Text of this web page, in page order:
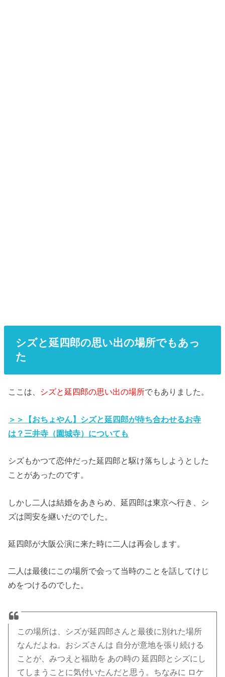
シズと延四郎の思い出の場所でもあっ
た
ここは、 シズと延四郎の思い出の場所でもありました。
＞＞【おちょやん】シズと延四郎が待ち合わせるお寺
は？三井寺（園城寺）についても
シズもかつて恋仲だった延四郎と駆け落ちしようとした
ことがあったのです。
しかし二人は結婚をあきらめ、延四郎は東京へ行き、シ
ズは岡安を継いだのでした。
延四郎が大阪公演に来た時に二人は再会します。
二人は最後にこの場所で会って当時のことを話してけじ
めをつけるのでした。
この場所は、シズが延四郎さんと最後に別れた場所
なんだよね。おシズさんは 自分が意地を張り続ける
ことが、みつえと福助を あの時の 延四郎とシズにし
てしまうことに気付いたんだと思う。ちなみに ロケ